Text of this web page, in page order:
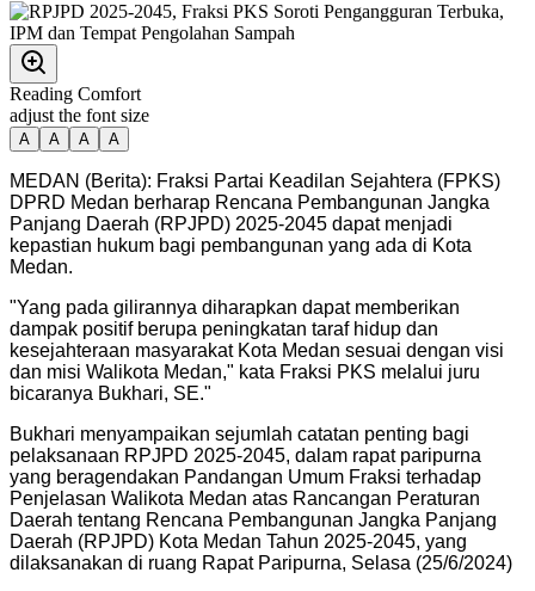
Reading Comfort
adjust the font size
A A A A
MEDAN (Berita): Fraksi Partai Keadilan Sejahtera (FPKS)
DPRD Medan berharap Rencana Pembangunan Jangka
Panjang Daerah (RPJPD) 2025-2045 dapat menjadi
kepastian hukum bagi pembangunan yang ada di Kota
Medan.
"Yang pada gilirannya diharapkan dapat memberikan
dampak positif berupa peningkatan taraf hidup dan
kesejahteraan masyarakat Kota Medan sesuai dengan visi
dan misi Walikota Medan," kata Fraksi PKS melalui juru
bicaranya Bukhari, SE."
Bukhari menyampaikan sejumlah catatan penting bagi
pelaksanaan RPJPD 2025-2045, dalam rapat paripurna
yang beragendakan Pandangan Umum Fraksi terhadap
Penjelasan Walikota Medan atas Rancangan Peraturan
Daerah tentang Rencana Pembangunan Jangka Panjang
Daerah (RPJPD) Kota Medan Tahun 2025-2045, yang
dilaksanakan di ruang Rapat Paripurna, Selasa (25/6/2024)